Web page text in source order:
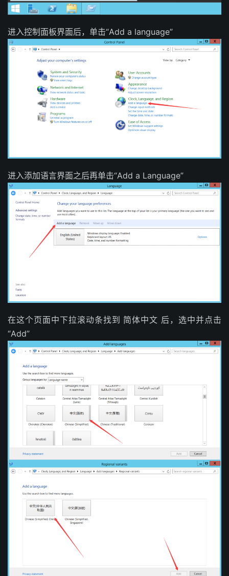
进入控制面板界面后，单击“Add a language”
进入添加语言界面之后再单击“Add a Language”
在这个页面中下拉滚动条找到 简体中文 后，选中并点击
“Add”